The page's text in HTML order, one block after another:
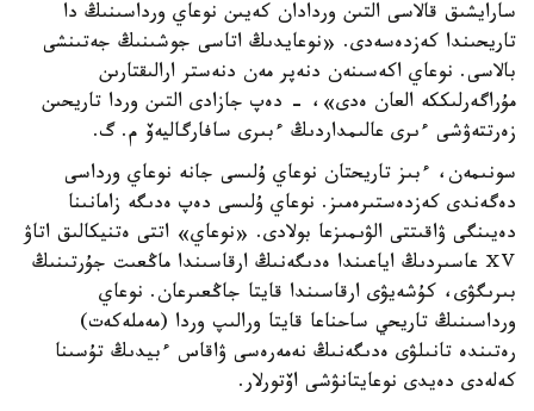
سارايشىق قالاسى التىن وردادان كەيىن نوعاي ورداسىنىڭ دا
تاريحىندا كەزدەسەدى. «نوعايدىڭ اتاسى جوشىنىڭ جەتىنشى
بالاسى. نوعاي اكەسىنەن دنەپر مەن دنەستر ارالىقتارىن
مۇراگەرلىككە العان ەدى»، - دەپ جازادى التىن وردا تاريحىن
زەرتتەۋشى ءىرى عالىمداردىڭ ءبىرى سافارگاليەۆ م. گ.
سونىمەن، ءبىز تاريحتان نوعاي ۇلىسى جانە نوعاي ورداسى
دەگەندى كەزدەستىرەمىز. نوعاي ۇلىسى دەپ ەدىگە زامانىنا
دەيىنگى ۋاقىتتى الۋىمىزعا بولادى. «نوعاي» اتتى ەتنيكالىق اتاۋ
ⅩⅤ عاسىردىڭ اياعىندا ەدىگەنىڭ ارقاسىندا ماڭعىت جۇرتىنىڭ
بىرىگۋى، كۇشەيۋى ارقاسىندا قايتا جاڭعىرعان. نوعاي
ورداسىنىڭ تاريحي ساحناعا قايتا ورالىپ وردا (مەملەكەت)
رەتىندە تانىلۋى ەدىگەنىڭ نەمەرەسى ۋاقاس ءبيدىڭ تۇسىنا
كەلەدى دەيدى نوعايتانۋشى اۆتورلار.